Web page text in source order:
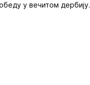
у вечитом дербију.